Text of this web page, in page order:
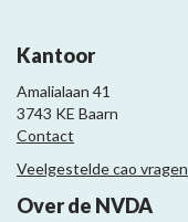
Kantoor
Amalialaan 41
3743 KE Baarn
Contact
Veelgestelde cao vragen
Over de NVDA